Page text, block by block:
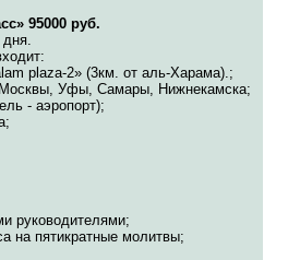
95000 руб.
plaza-2» (3км. от аль-Харама).;
Москвы, Уфы, Самары, Нижнекамска;
- аэропорт);
руководителями;
на пятикратные молитвы;